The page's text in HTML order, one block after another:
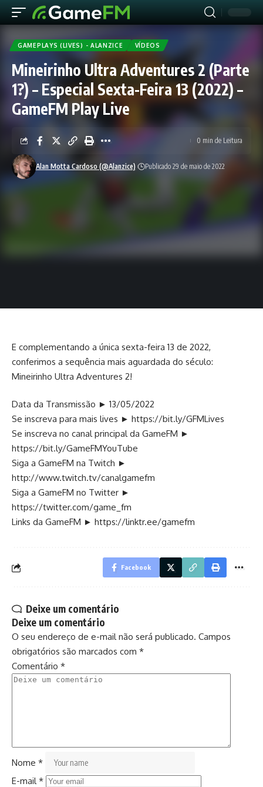
GAMEPLAYS (LIVES) - ALANZICE VÍDEOS
Mineirinho Ultra Adventures 2 (Parte
1?) – Especial Sexta-Feira 13 (2022) –
GameFM Play Live
Alan Motta Cardoso (@Alanzice) Publicado 29 de maio de 2022
0 min de Leitura
E complementando a única sexta-feira 13 de 2022,
conferimos a sequência mais aguardada do século:
Mineirinho Ultra Adventures 2!
Data da Transmissão ► 13/05/2022
Se inscreva para mais lives ► https://bit.ly/GFMLives
Se inscreva no canal principal da GameFM ►
https://bit.ly/GameFMYouTube
Siga a GameFM na Twitch ►
http://www.twitch.tv/canalgamefm
Siga a GameFM no Twitter ►
https://twitter.com/game_fm
Links da GameFM ► https://linktr.ee/gamefm
Facebook
Deixe um comentário
Deixe um comentário
O seu endereço de e-mail não será publicado. Campos
obrigatórios são marcados com *
Comentário *
Nome *
E-mail*